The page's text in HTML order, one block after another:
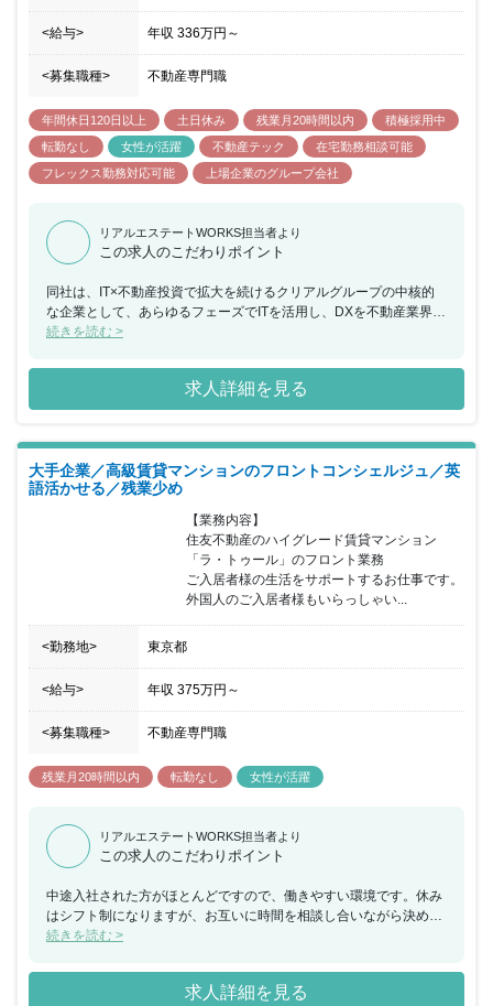
<給与> 年収 336万円 ～
<募集職種> 不動産専門職
年間休日120日以上 土日休み 残業月20時間以内
積極採用中
転勤なし
女性が活躍 不動産テック
在宅勤務相談可能
フレックス勤務対応可能
上場企業のグループ会社
リアルエステートWORKS担当者より
この求人のこだわりポイント
同社は、IT×不動産投資で拡大を続けるクリアルグループの中核的
な企業として、あらゆるフェーズでITを活用し、DXを不動産業界内
で推進しながら拡大を続けています。 管理物件は3年以内に3,000
受諾する一棟レジデンスの賃貸管理を手掛け、更なる管理物件増を
レックス導入・残業月20h以内など、ITを業務効率化のために積極
性を重視した社風があり、中途入社社員も多く入社後から落ち着い
た環境で勤務を開始することが可能です。
続きを読む >
求人詳細を見る
大手企業／高級賃貸マンションのフロントコンシェルジュ／英
語活かせる／残業少め
【業務内容】
住友不動産のハイグレード賃貸マンション
「ラ・トゥール」のフロント業務
ご入居者様の生活をサポートするお仕事です。
外国人のご入居者様もいらっしゃい...
<勤務地> 東京都
<給与> 年収 375万円 ～
<募集職種> 不動産専門職
残業月20時間以内 転勤なし 女性が活躍
リアルエステートWORKS担当者より
この求人のこだわりポイント
中途入社された方がほとんどですので、働きやすい環境です。休み
はシフト制になりますが、お互いに時間を相談し合いながら決めて
いくので希望が通りやすいです。残業は月10時間以内なので、プラ
続きを読む >
求人詳細を見る